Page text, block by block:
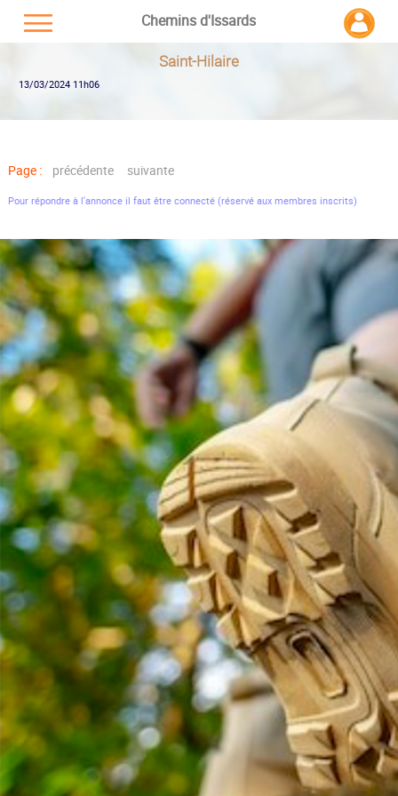
Chemins d'Issards
Saint-Hilaire
13/03/2024 11h06
Page : précédente suivante
Pour répondre à l'annonce il faut être connecté (réservé aux membres inscrits)